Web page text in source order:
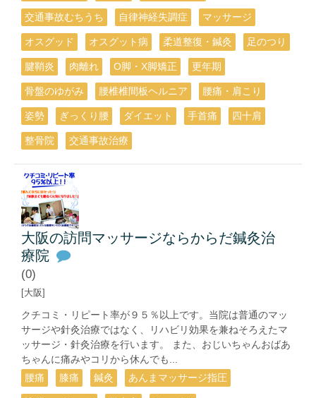
交通事故むちうち 自律神経失調症 マッサージ
オスグッド オスグット病 柔道整復・鍼灸 足のつり
腱鞘炎 肉離れ O脚・X脚矯正 更年期
骨盤のゆがみ 腰椎椎間板ヘルニア 腰痛・肩こり
姿勢 ぎっくり腰 ダイエット 手首痛 四十肩
整骨院 交通事故治療
大阪の訪問マッサージならからだ鍼灸治
療院
(0)
[大阪]
クチコミ・リピート率が９５％以上です。当院は普通のマッ
サージや針灸治療ではなく、リハビリ効果を兼ねそろえたマ
ッサージ・針灸治療を行います。 また、おじいちゃんおばあ
ちゃんに痛みやコリから休んでも...
腰痛
膝痛 鍼灸 あんまマッサージ指圧